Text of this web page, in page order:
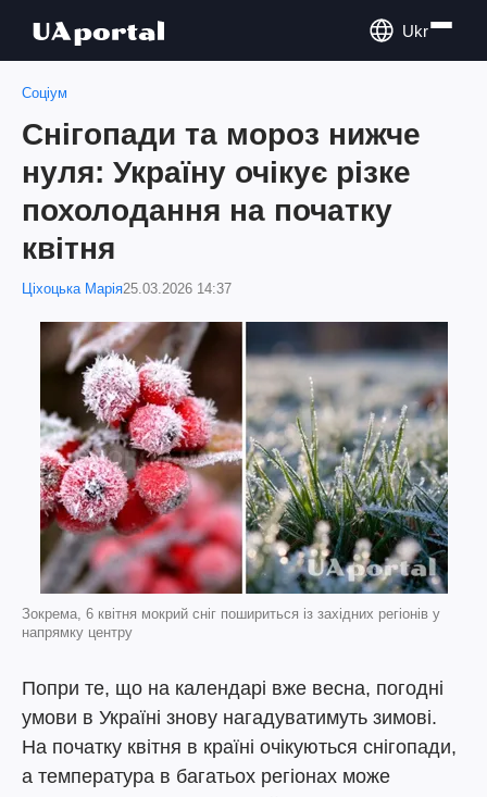
Ukr
Соціум
Снігопади та мороз нижче
нуля: Україну очікує різке
похолодання на початку
квітня
Ціхоцька Марія25.03.2026 14:37
Зокрема, 6 квітня мокрий сніг пошириться із західних регіонів у
напрямку центру
Попри те, що на календарі вже весна, погодні
умови в Україні знову нагадуватимуть зимові.
На початку квітня в країні очікуються снігопади,
а температура в багатьох регіонах може